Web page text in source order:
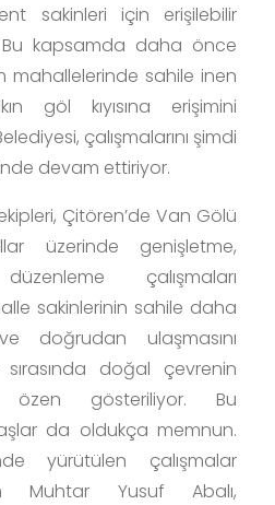
sakinleri için erişilebilir
Bu kapsamda daha önce
mahallelerinde sahile inen
göl kıyısına erişimini
çalışmalarını şimdi
devam ettiriyor.
Çitören’de Van Gölü
üzerinde genişletme,
çalışmaları
sakinlerinin sahile daha
doğrudan ulaşmasını
sırasında doğal çevrenin
özen gösteriliyor. Bu
da oldukça memnun.
yürütülen çalışmalar
Muhtar Yusuf Abalı,